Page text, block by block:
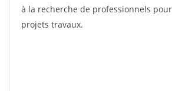
à la recherche de professionnels
projets travaux.